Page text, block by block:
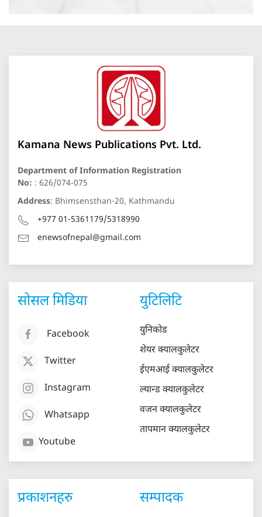
Kamana News Publications Pvt. Ltd.
Department of Information Registration
No: : 626/074-075
Address: Bhimsensthan-20, Kathmandu
+977 01-5361179/5318990
enewsofnepal@gmail.com
सोसल मिडिया
Facebook
Twitter
Instagram
Whatsapp
Youtube
युटिलिटि
युनिकोड
शेयर क्यालकुलेटर
ईएमआई क्यालकुलेटर
ल्यान्ड क्यालकुलेटर
वजन क्यालकुलेटर
तापमान क्यालकुलेटर
प्रकाशनहरु सम्पादक